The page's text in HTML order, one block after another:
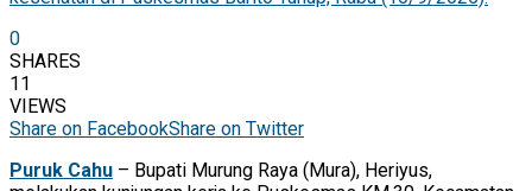
0
SHARES
11
VIEWS
Share on FacebookShare on Twitter
Puruk Cahu – Bupati Murung Raya (Mura), Heriyus,